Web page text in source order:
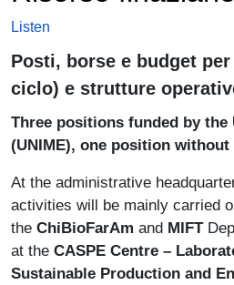
Listen
Posti, borse e budget
ciclo) e strutture
Three positions funded by
(UNIME), one position
At the administrative
activities will be mainly carried
the ChiBioFarAm and MIFT
at the CASPE Centre –
Sustainable Production and